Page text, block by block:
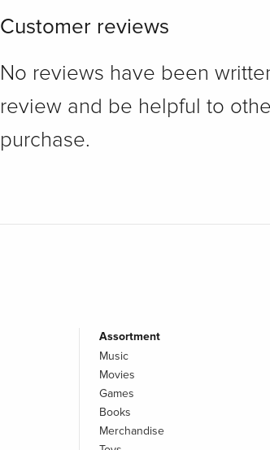
Customer reviews
No reviews have been
review and be helpful to
purchase.
Assortment
Music
Movies
Games
Books
Merchandise